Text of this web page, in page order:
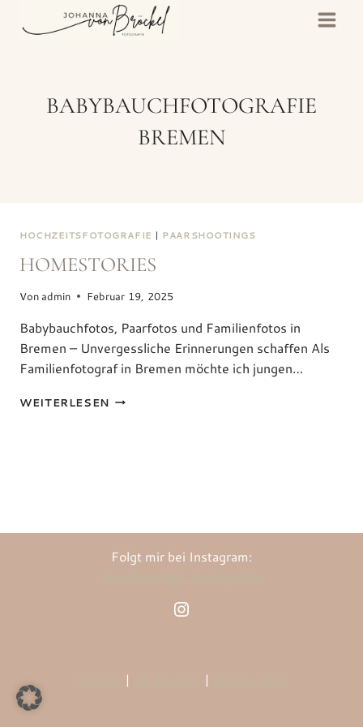
Inhalt
BABYBAUCHFOTOGRAFIE
BREMEN
HOCHZEITSFOTOGRAFIE | PAARSHOOTINGS
HOMESTORIES
Vonadmin Februar 19, 2025
Babybauchfotos, Paarfotos und Familienfotos in
Bremen – Unvergessliche Erinnerungen schaffen Als
Familienfotograf in Bremen möchte ich jungen…
WEITERLESEN HOMESTORIES
Folgt mir bei Instagram:
Instagram
| |